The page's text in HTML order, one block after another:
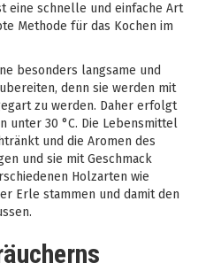
eine schnelle und einfache Art
Methode für das Kochen im
besonders langsame und
denn sie werden mit
zu werden. Daher erfolgt
unter 30 °C. Die Lebensmittel
und die Aromen des
und sie mit Geschmack
Holzarten wie
Erle stammen und damit den